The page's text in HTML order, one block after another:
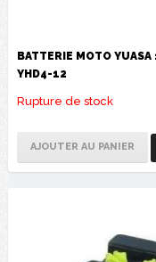
BATTERIE MOTO
YHD4-12
Rupture de stock
AJOUTER AU PANIER